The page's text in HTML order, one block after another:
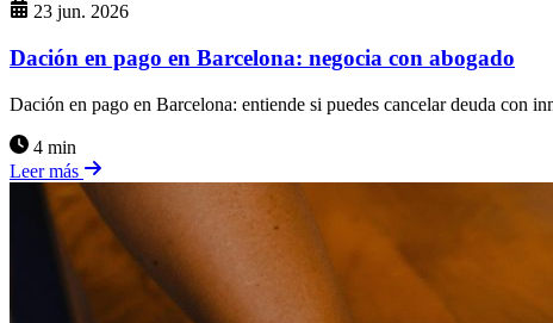
23 jun. 2026
Dación en pago en Barcelona: negocia con abogado
Dación en pago en Barcelona: entiende si puedes cancelar deuda con
4 min
Leer más